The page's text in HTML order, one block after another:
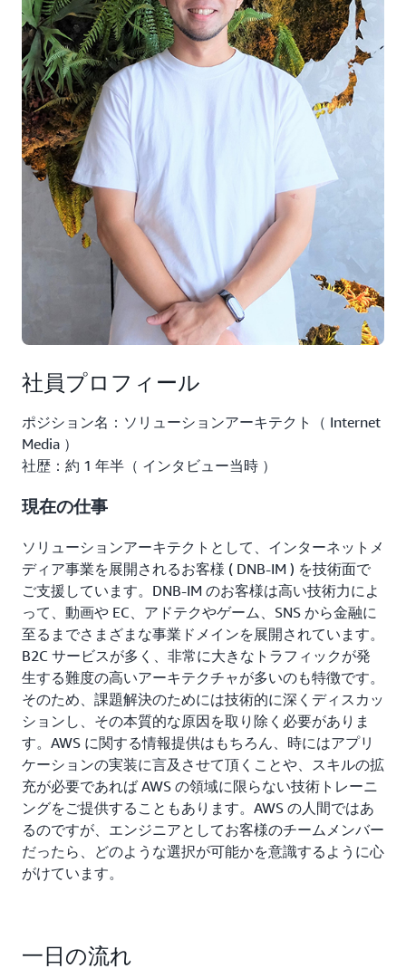
社員プロフィール
ポジション名：ソリューションアーキテクト（ Internet
Media ）
社歴：約 1 年半（ インタビュー当時 ）
現在の仕事
ソリューションアーキテクトとして、インターネットメ
ディア事業を展開されるお客様 ( DNB-IM ) を技術面で
ご支援しています。DNB-IM のお客様は高い技術力によ
って、動画や EC、アドテクやゲーム、SNS から金融に
至るまでさまざまな事業ドメインを展開されています。
B2C サービスが多く、非常に大きなトラフィックが発
生する難度の高いアーキテクチャが多いのも特徴です。
そのため、課題解決のためには技術的に深くディスカッ
ションし、その本質的な原因を取り除く必要がありま
す。AWS に関する情報提供はもちろん、時にはアプリ
ケーションの実装に言及させて頂くことや、スキルの拡
充が必要であれば AWS の領域に限らない技術トレーニ
ングをご提供することもあります。AWS の人間ではあ
るのですが、エンジニアとしてお客様のチームメンバー
だったら、どのような選択が可能かを意識するように心
がけています。
一日の流れ